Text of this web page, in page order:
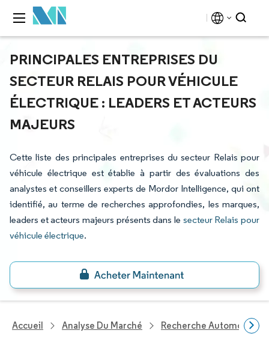
PRINCIPALES ENTREPRISES DU
SECTEUR RELAIS POUR VÉHICULE
ÉLECTRIQUE : LEADERS ET ACTEURS
MAJEURS
Cette liste des principales entreprises du secteur Relais pour
véhicule électrique est établie à partir des évaluations des
analystes et conseillers experts de Mordor Intelligence, qui ont
identifié, au terme de recherches approfondies, les marques,
leaders et acteurs majeurs présents dans le secteur Relais pour
véhicule électrique.
Accueil Analyse Du Marché Recherche Automobile